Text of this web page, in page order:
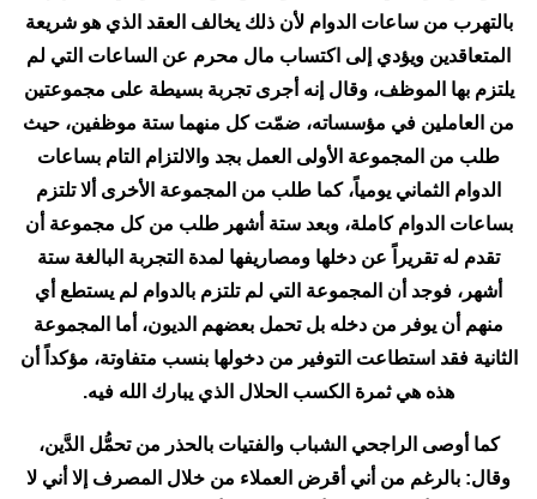
بالتهرب من ساعات الدوام لأن ذلك يخالف العقد الذي هو شريعة
المتعاقدين ويؤدي إلى اكتساب مال محرم عن الساعات التي لم
يلتزم بها الموظف، وقال إنه أجرى تجربة بسيطة على مجموعتين
من العاملين في مؤسساته، ضمّت كل منهما ستة موظفين، حيث
طلب من المجموعة الأولى العمل بجد والالتزام التام بساعات
الدوام الثماني يومياً، كما طلب من المجموعة الأخرى ألا تلتزم
بساعات الدوام كاملة، وبعد ستة أشهر طلب من كل مجموعة أن
تقدم له تقريراً عن دخلها ومصاريفها لمدة التجربة البالغة ستة
أشهر، فوجد أن المجموعة التي لم تلتزم بالدوام لم يستطع أي
منهم أن يوفر من دخله بل تحمل بعضهم الديون، أما المجموعة
الثانية فقد استطاعت التوفير من دخولها بنسب متفاوتة، مؤكداً أن
هذه هي ثمرة الكسب الحلال الذي يبارك الله فيه.
كما أوصى الراجحي الشباب والفتيات بالحذر من تحمُّل الدَّين،
وقال: بالرغم من أني أقرض العملاء من خلال المصرف إلا أني لا